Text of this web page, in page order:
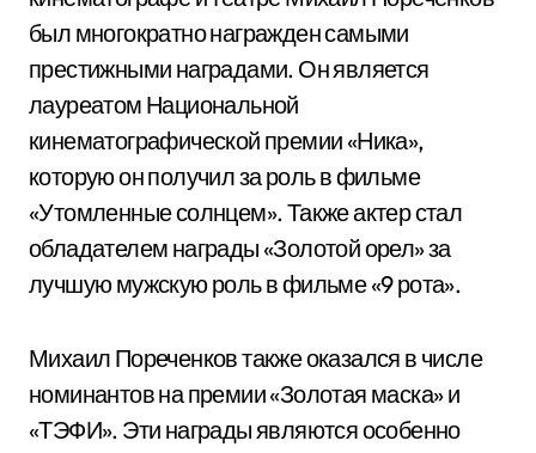
был многократно награжден самыми
престижными наградами. Он является
лауреатом Национальной
кинематографической премии «Ника»,
которую он получил за роль в фильме
«Утомленные солнцем». Также актер стал
обладателем награды «Золотой орел» за
лучшую мужскую роль в фильме «9 рота».
Михаил Пореченков также оказался в числе
номинантов на премии «Золотая маска» и
«ТЭФИ». Эти награды являются особенно